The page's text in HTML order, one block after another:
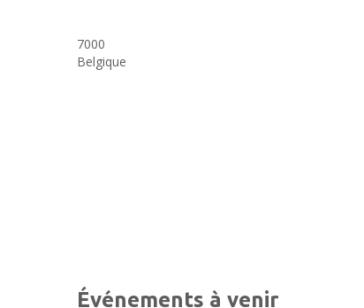
7000
Belgique
Événements à venir